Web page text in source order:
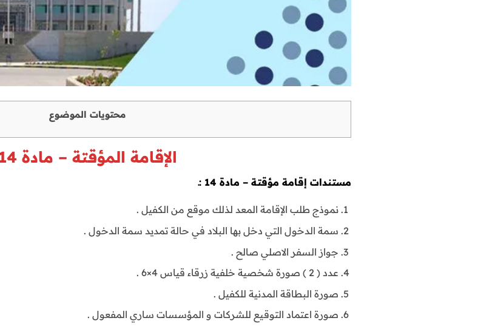
محتويات الموضوع
الإقامة المؤقتة – مادة 14
مستندات إقامة مؤقتة – مادة 14 :ـ
نموذج طلب الإقامة المعد لذلك موقع من الكفيل .
سمة الدخول التي دخل بها البلاد في حالة تمديد سمة الدخول .
جواز السفر الاصلي صالح .
عدد ( 2 ) صورة شخصية خلفية زرقاء قياس 4×6 .
صورة البطاقة المدنية للكفيل .
صورة اعتماد التوقيع للشركات و المؤسسات ساري المفعول .